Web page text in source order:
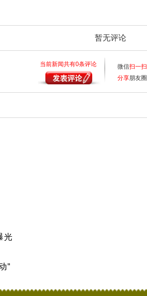
暂无评论
当前新闻共有0条评论 微信扫一扫
分享朋友圈
光
”